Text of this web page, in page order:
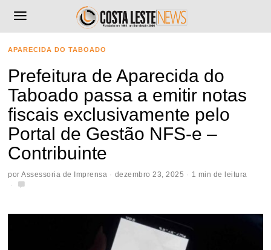
APARECIDA DO TABOADO
Prefeitura de Aparecida do
Taboado passa a emitir notas
fiscais exclusivamente pelo
Portal de Gestão NFS-e –
Contribuinte
porAssessoria de Imprensa dezembro 23, 2025 1 min de leitura